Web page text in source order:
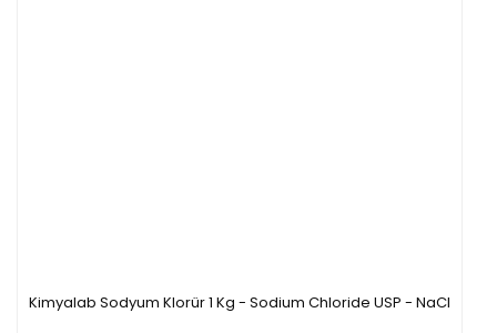
Kimyalab Sodyum Klorür 1 Kg - Sodium Chloride USP - NaCl